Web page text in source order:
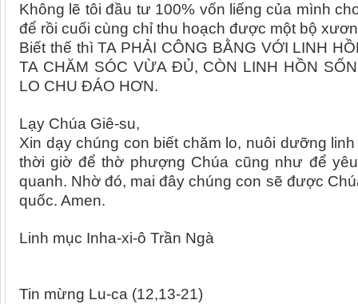
Không lẽ tôi đầu tư 100% vốn liếng của mình
để rồi cuối cùng chỉ thu hoạch được một bộ
Biết thế thì TA PHẢI CÔNG BẰNG VỚI LINH
TA CHĂM SÓC VỪA ĐỦ, CÒN LINH HỒN
LO CHU ĐÁO HƠN.
Lạy Chúa Giê-su,
Xin dạy chúng con biết chăm lo, nuôi dưỡng
thời giờ để thờ phượng Chúa cũng như để
quanh. Nhờ đó, mai đây chúng con sẽ được
quốc. Amen.
Linh mục Inha-xi-ô Trần Ngà
Tin mừng Lu-ca (12,13-21)